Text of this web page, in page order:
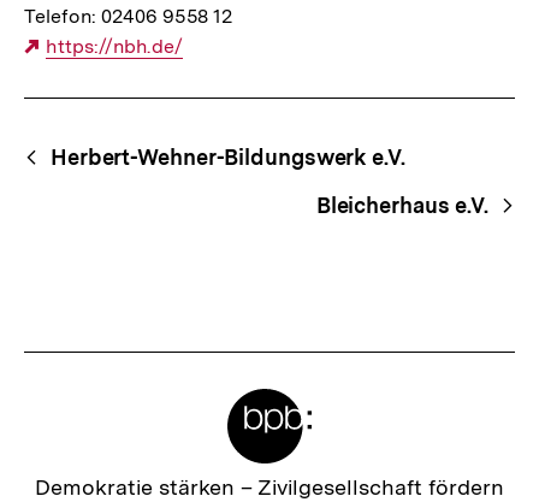
Telefon: 02406 9558 12
Externer
https://nbh.de/
Begriffsnavigation
Content-
Navigation
Herbert-Wehner-Bildungswerk e.V.
Bleicherhaus e.V.
Zur
Demokratie stärken – Zivilgesellschaft fördern